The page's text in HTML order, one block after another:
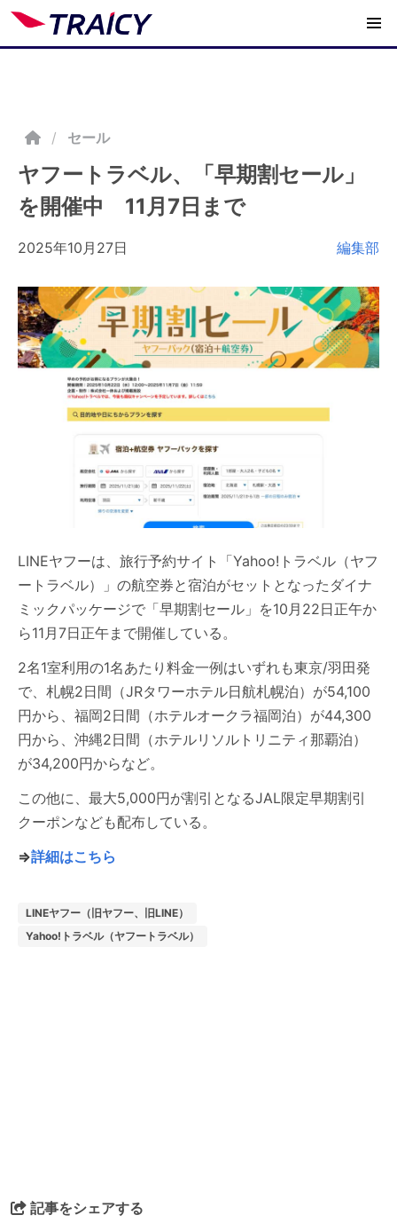
/ セール
ヤフートラベル、「早期割セール」
を開催中 11月7日まで
2025年10月27日 編集部
LINEヤフーは、旅行予約サイト「Yahoo!トラベル（ヤフ
ートラベル）」の航空券と宿泊がセットとなったダイナ
ミックパッケージで「早期割セール」を10月22日正午か
ら11月7日正午まで開催している。
2名1室利用の1名あたり料金一例はいずれも東京/羽田発
で、札幌2日間（JRタワーホテル日航札幌泊）が54,100
円から、福岡2日間（ホテルオークラ福岡泊）が44,300
円から、沖縄2日間（ホテルリソルトリニティ那覇泊）
が34,200円からなど。
この他に、最大5,000円が割引となるJAL限定早期割引
クーポンなども配布している。
⇒詳細はこちら
LINEヤフー（旧ヤフー、旧LINE）
Yahoo!トラベル（ヤフートラベル）
記事をシェアする